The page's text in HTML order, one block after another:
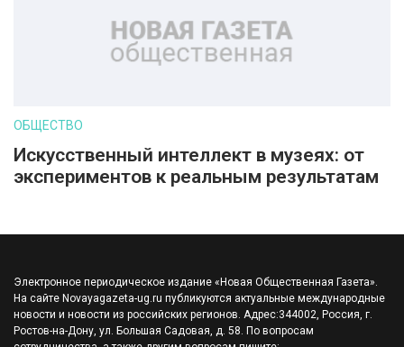
ОБЩЕСТВО
Искусственный интеллект в музеях: от
экспериментов к реальным результатам
Электронное периодическое издание «Новая Общественная Газета».
На сайте Novayagazeta-ug.ru публикуются актуальные международные
новости и новости из российских регионов. Адрес:344002, Россия, г.
Ростов-на-Дону, ул. Большая Садовая, д. 58. По вопросам